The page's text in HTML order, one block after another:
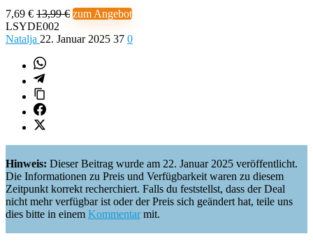
7,69 € 13,99 € zum Angebot
LSYDE002
Natalja 22. Januar 2025 37 0
Hinweis: Dieser Beitrag wurde am 22. Januar 2025 veröffentlicht.
Die Informationen zu Preis und Verfügbarkeit waren zu diesem
Zeitpunkt korrekt recherchiert. Falls du feststellst, dass der Deal
nicht mehr verfügbar ist oder der Preis sich geändert hat, teile uns
dies bitte in einem Kommentarmit.